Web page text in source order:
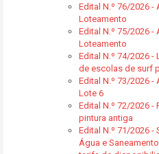
Edital N.º 76/2026 -
Loteamento
Edital N.º 75/2026 -
Loteamento
Edital N.º 74/2026
de escolas de surf
Edital N.º 73/2026 -
Lote 6
Edital N.º 72/2026
pintura antiga
Edital N.º 71/2026
Água e